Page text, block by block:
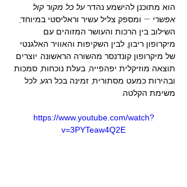
הוא מתוכנן להישמע נהדר על כל מקור קול
אפשרי — ומספק צליל עשיר וראליסטי במיוחד,
השילוב בין הרכות והעושר המזוהים עם
מיקרופון ריבון, לבין השקיפות והאוויר האלגנטי
של מיקרופון קונדנסר מהשורה הראשונה. יוצרים
תוצאה מוזיקלית יפהפייה, בעלת נוכחות, סמכות
ובהירות כמעט מסתורית, זמינה בכל רגע, לכל
משימת הקלטה.
https://www.youtube.com/watch?
v=3PYTeaw4Q2E